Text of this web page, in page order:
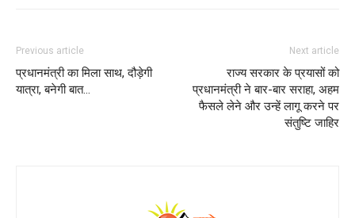
Previous article
प्रधानमंत्री का मिला साथ, दौड़ेगी
यात्रा, बनेगी बात…
Next article
राज्य सरकार के प्रयासों को
प्रधानमंत्री ने बार-बार सराहा, अहम
फैसले लेने और उन्हें लागू करने पर
संतुष्टि जाहिर